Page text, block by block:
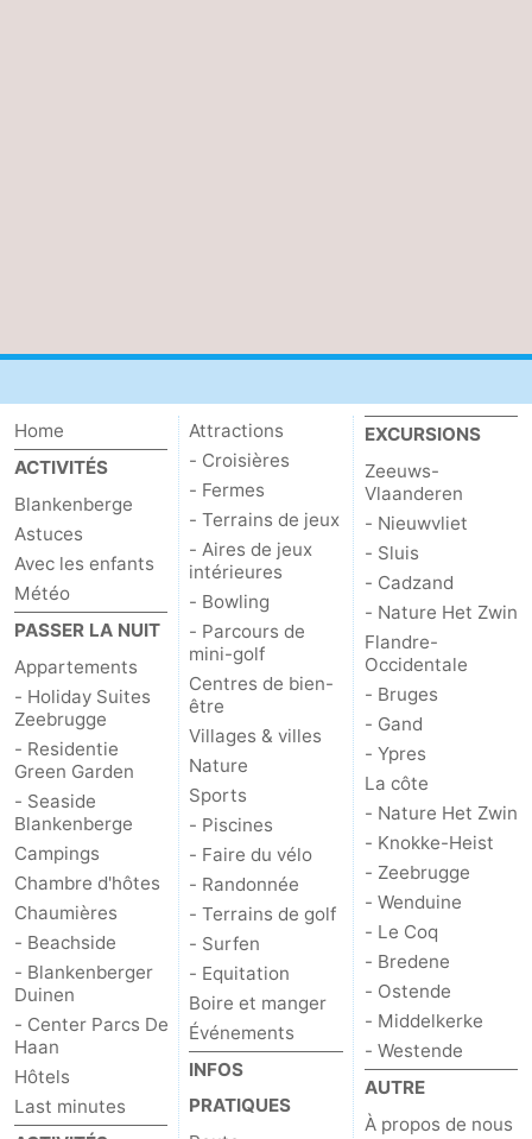
Home
ACTIVITÉS
Blankenberge
Astuces
Avec les enfants
Météo
PASSER LA NUIT
Appartements
- Holiday Suites
Zeebrugge
- Residentie
Green Garden
- Seaside
Blankenberge
Campings
Chambre d'hôtes
Chaumières
- Beachside
- Blankenberger
Duinen
- Center Parcs De
Haan
Hôtels
Last minutes
Attractions
- Croisières
- Fermes
- Terrains de jeux
- Aires de jeux
intérieures
- Bowling
- Parcours de
mini-golf
Centres de bien-
être
Villages & villes
Nature
Sports
- Piscines
- Faire du vélo
- Randonnée
- Terrains de golf
- Surfen
- Equitation
Boire et manger
Événements
INFOS
PRATIQUES
EXCURSIONS
Zeeuws-
Vlaanderen
- Nieuwvliet
- Sluis
- Cadzand
- Nature Het Zwin
Flandre-
Occidentale
- Bruges
- Gand
- Ypres
La côte
- Nature Het Zwin
- Knokke-Heist
- Zeebrugge
- Wenduine
- Le Coq
- Bredene
- Ostende
- Middelkerke
- Westende
AUTRE
À propos de nous